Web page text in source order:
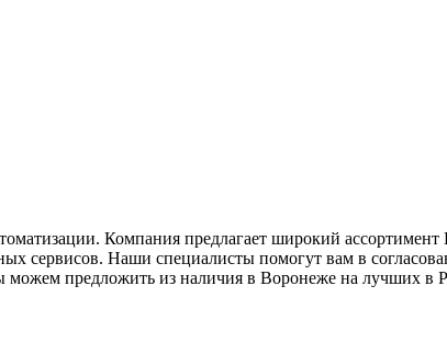
Компания предлагает широкий
сервисов. Наши специалисты помогут вам в
предложить из наличия в Воронеже на лучших в